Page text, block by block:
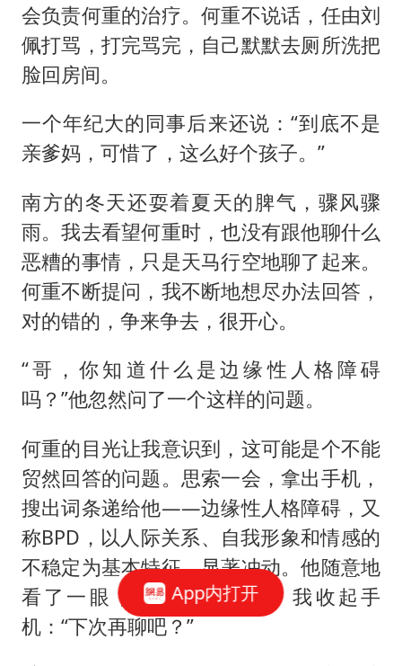
会负责何重的治疗。何重不说话，任由刘
佩打骂，打完骂完，自己默默去厕所洗把
脸回房间。
一个年纪大的同事后来还说：“到底不是
亲爹妈，可惜了，这么好个孩子。”
南方的冬天还耍着夏天的脾气，骤风骤
雨。我去看望何重时，也没有跟他聊什么
恶糟的事情，只是天马行空地聊了起来。
何重不断提问，我不断地想尽办法回答，
对的错的，争来争去，很开心。
“哥，你知道什么是边缘性人格障碍
吗？”他忽然问了一个这样的问题。
何重的目光让我意识到，这可能是个不能
贸然回答的问题。思索一会，拿出手机，
搜出词条递给他——边缘性人格障碍，又
称BPD，以人际关系、自我形象和情感的
不稳定为基本特征，显著冲动。他随意地
看了一眼，默默放在床边。我收起手
机：“下次再聊吧？”
App内打开